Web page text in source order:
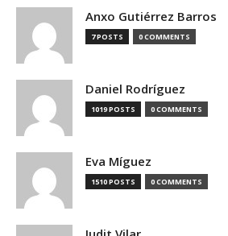
Anxo Gutiérrez Barros
7 POSTS 0 COMMENTS
Daniel Rodríguez
1019 POSTS 0 COMMENTS
Eva Míguez
1510 POSTS 0 COMMENTS